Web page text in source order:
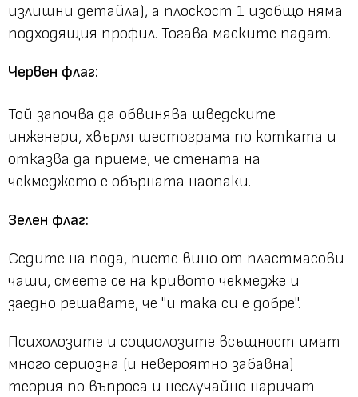
излишни детайла), а плоскост 1 изобщо няма
подходящия профил. Тогава маските падат.
Червен флаг:
Той започва да обвинява шведските
инженери, хвърля шестограма по котката и
отказва да приеме, че стената на
чекмеджето е обърната наопаки.
Зелен флаг:
Седите на пода, пиете вино от пластмасови
чаши, смеете се на кривото чекмедже и
заедно решавате, че "и така си е добре".
Психолозите и социолозите всъщност имат
много сериозна (и невероятно забавна)
теория по въпроса и неслучайно наричат